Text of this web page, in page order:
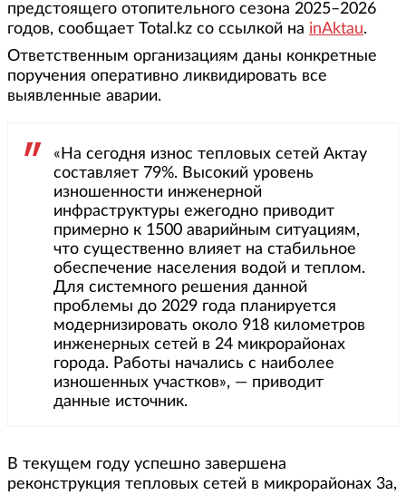
предстоящего отопительного сезона 2025–2026
годов, сообщает Total.kz со ссылкой на inAktau.
Ответственным организациям даны конкретные
поручения оперативно ликвидировать все
выявленные аварии.
«На сегодня износ тепловых сетей Актау
составляет 79%. Высокий уровень
изношенности инженерной
инфраструктуры ежегодно приводит
примерно к 1500 аварийным ситуациям,
что существенно влияет на стабильное
обеспечение населения водой и теплом.
Для системного решения данной
проблемы до 2029 года планируется
модернизировать около 918 километров
инженерных сетей в 24 микрорайонах
города. Работы начались с наиболее
изношенных участков», — приводит
данные источник.
В текущем году успешно завершена
реконструкция тепловых сетей в микрорайонах 3а,